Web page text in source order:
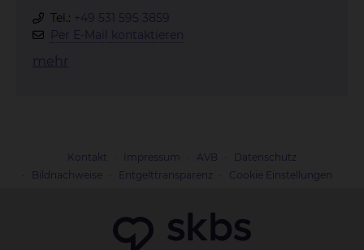
Tel.: +49 531 595 3859
Per E-Mail kontaktieren
mehr
Kontakt Impressum AVB
Datenschutz
Bildnachweise
Entgelttransparenz Cookie Einstellungen